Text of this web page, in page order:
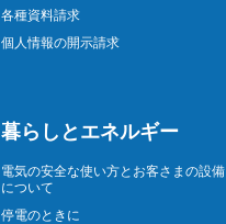
各種資料請求
個人情報の開示請求
暮らしとエネルギー
電気の安全な使い方とお客さまの設備
について
停電のときに